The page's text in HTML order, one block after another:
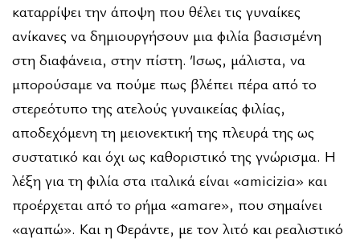
καταρρίψει την άποψη που θέλει τις γυναίκες
ανίκανες να δημιουργήσουν μια φιλία βασισμένη
στη διαφάνεια, στην πίστη. Ίσως, μάλιστα, να
μπορούσαμε να πούμε πως βλέπει πέρα από το
στερεότυπο της ατελούς γυναικείας φιλίας,
αποδεχόμενη τη μειονεκτική της πλευρά της ως
συστατικό και όχι ως καθοριστικό της γνώρισμα. Η
λέξη για τη φιλία στα ιταλικά είναι «amicizia» και
προέρχεται από το ρήμα «amare», που σημαίνει
«αγαπώ». Και η Φεράντε, με τον λιτό και ρεαλιστικό